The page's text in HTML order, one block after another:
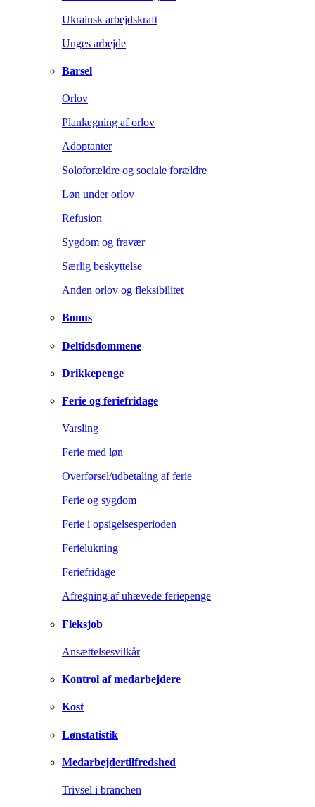
Ukrainsk arbejdskraft
Unges arbejde
Barsel
Orlov
Planlægning af orlov
Adoptanter
Soloforældre og sociale forældre
Løn under orlov
Refusion
Sygdom og fravær
Særlig beskyttelse
Anden orlov og fleksibilitet
Bonus
Deltidsdommene
Drikkepenge
Ferie og feriefridage
Varsling
Ferie med løn
Overførsel/udbetaling af ferie
Ferie og sygdom
Ferie i opsigelsesperioden
Ferielukning
Feriefridage
Afregning af uhævede feriepenge
Fleksjob
Ansættelsesvilkår
Kontrol af medarbejdere
Kost
Lønstatistik
Medarbejdertilfredshed
Trivsel i branchen